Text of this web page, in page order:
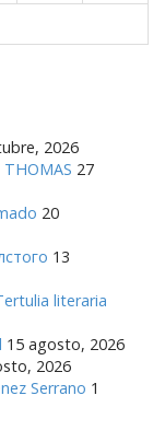
2026
THOMAS 27
20
13
literaria
15 agosto, 2026
2026
Serrano 1